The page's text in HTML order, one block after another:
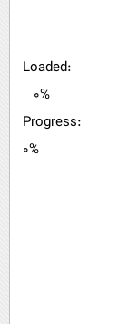
Loaded:
0%
Progress:
0%